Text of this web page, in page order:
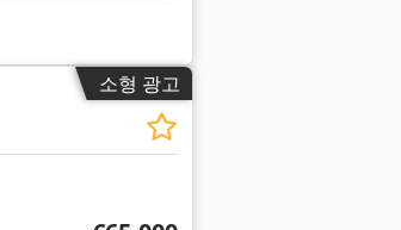
소형 광고